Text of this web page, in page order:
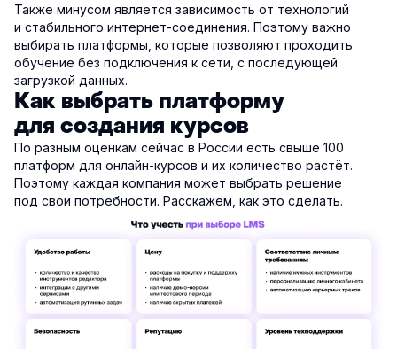
Также минусом является зависимость от технологий
и стабильного интернет-соединения. Поэтому важно
выбирать платформы, которые позволяют проходить
обучение без подключения к сети, с последующей
загрузкой данных.
Как выбрать платформу
для создания курсов
По разным оценкам сейчас в России есть свыше 100
платформ для онлайн-курсов и их количество растёт.
Поэтому каждая компания может выбрать решение
под свои потребности. Расскажем, как это сделать.